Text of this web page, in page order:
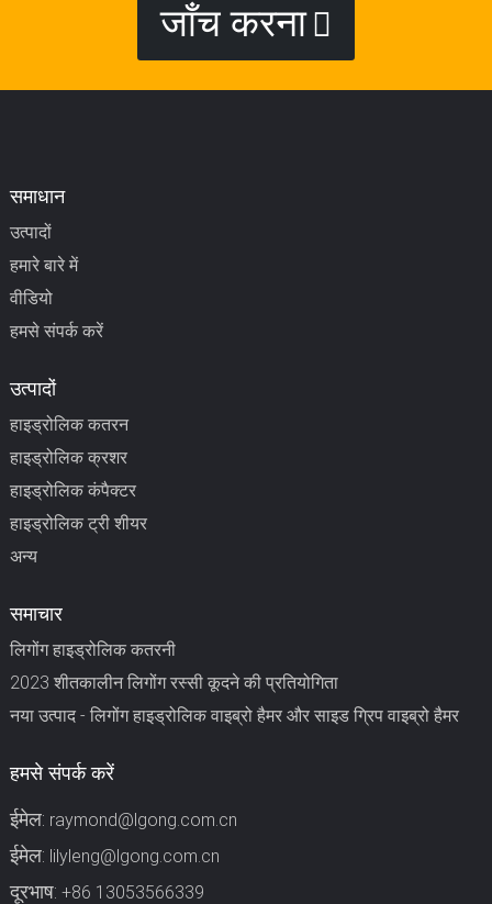
जाँच करना
समाधान
उत्पादों
हमारे बारे में
वीडियो
हमसे संपर्क करें
उत्पादों
हाइड्रोलिक कतरन
हाइड्रोलिक क्रशर
हाइड्रोलिक कंपैक्टर
हाइड्रोलिक ट्री शीयर
अन्य
समाचार
लिगोंग हाइड्रोलिक कतरनी
2023 शीतकालीन लिगोंग रस्सी कूदने की प्रतियोगिता
नया उत्पाद - लिगोंग हाइड्रोलिक वाइब्रो हैमर और साइड ग्रिप वाइब्रो हैमर
हमसे संपर्क करें
ईमेल: raymond@lgong.com.cn
ईमेल: lilyleng@lgong.com.cn
दूरभाष: +86 13053566339